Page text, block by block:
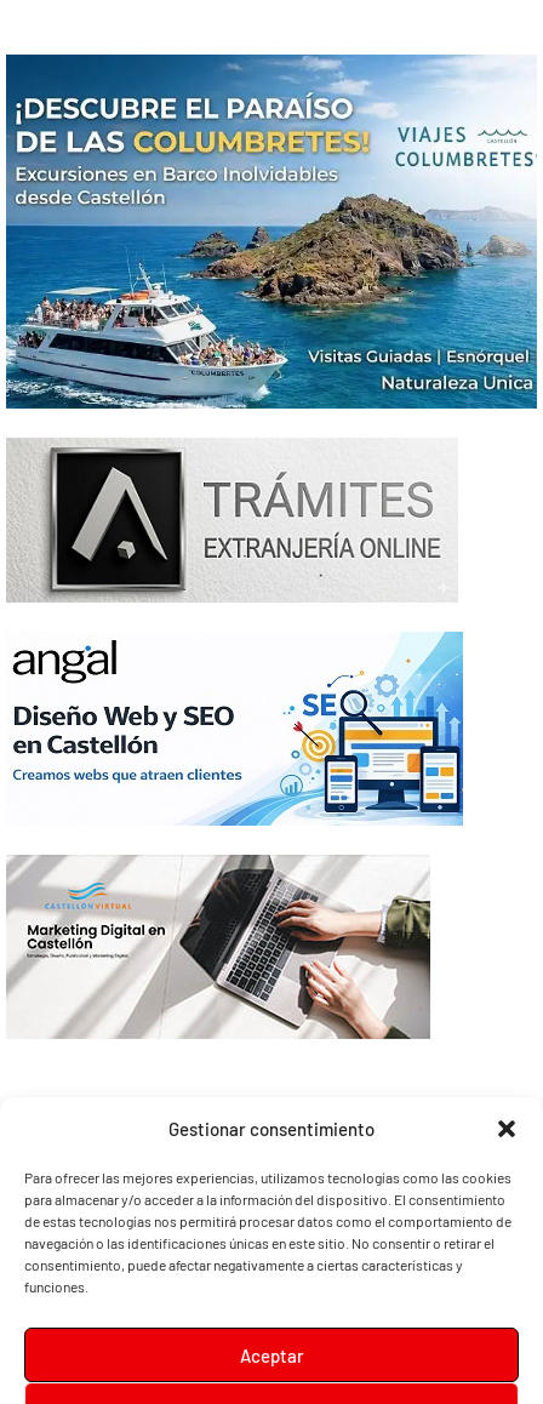
Gestionar consentimiento
Para ofrecer las mejores experiencias, utilizamos tecnologías como las cookies
para almacenar y/o acceder a la información del dispositivo. El consentimiento
de estas tecnologías nos permitirá procesar datos como el comportamiento de
navegación o las identificaciones únicas en este sitio. No consentir o retirar el
consentimiento, puede afectar negativamente a ciertas características y
funciones.
Aceptar